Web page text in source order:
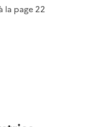
la page 22